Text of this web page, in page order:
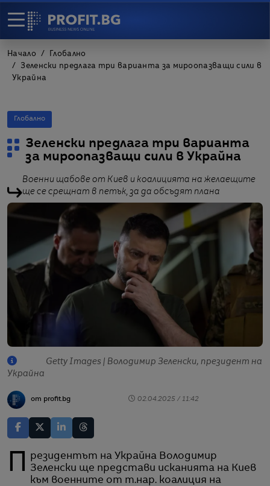
Начало
Глобално
Зеленски предлага три варианта за мироопазващи сили в
Украйна
Глобално
Зеленски предлага три варианта
за мироопазващи сили в Украйна
Военни щабове от Киев и коалицията на желаещите
ще се срещнат в петък, за да обсъдят плана
Getty Images | Володимир Зеленски, президент на
Украйна
от profit.bg 02.04.2025 / 11:42
Президентът на Украйна Володимир
Зеленски ще представи исканията на Киев
към военните от т.нар. коалиция на